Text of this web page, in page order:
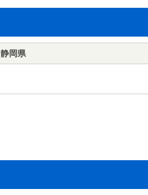
静岡県